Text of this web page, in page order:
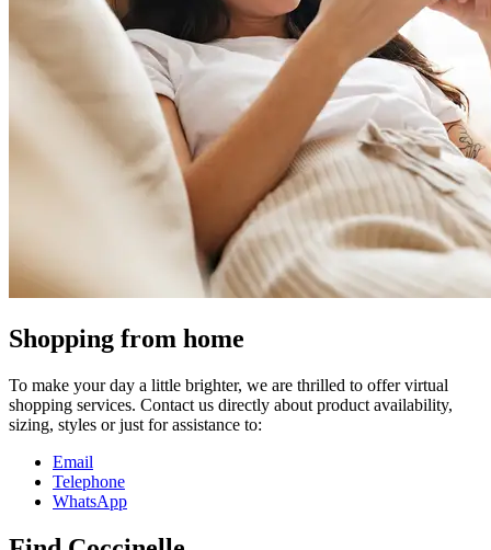
Shopping from home
To make your day a little brighter, we are thrilled to offer virtual
shopping services. Contact us directly about product availability,
sizing, styles or just for assistance to:
Email
Telephone
WhatsApp